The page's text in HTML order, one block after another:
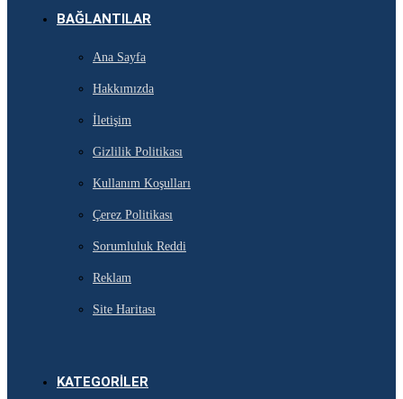
BAĞLANTILAR
Ana Sayfa
Hakkımızda
İletişim
Gizlilik Politikası
Kullanım Koşulları
Çerez Politikası
Sorumluluk Reddi
Reklam
Site Haritası
KATEGORILER